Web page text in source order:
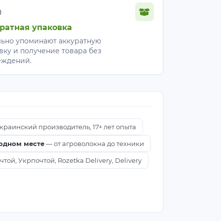
свободный
свет и не нуждаются в снятии
служит 3–4 сезона.
использования на
(вредителей) и обеспечивает
упаковка
упоминают аккуратную
и получение товара без
производитель, 17+ лет опыта
месте— от агроволокна до техники
Укрпочтой, Rozetka Delivery, Delivery